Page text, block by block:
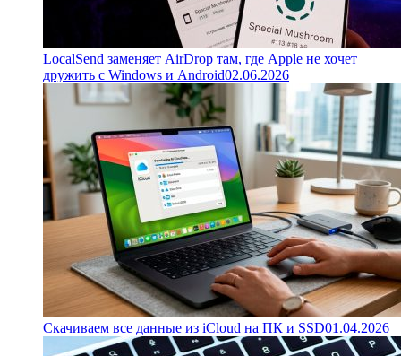
LocalSend заменяет AirDrop там, где Apple не хочет
дружить с Windows и Android02.06.2026
Скачиваем все данные из iCloud на ПК и SSD01.04.2026